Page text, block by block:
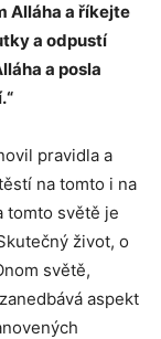
Alláha a říkejte
a odpustí
a posla
pravidla a
na tomto i na
tomto světě je
život, o
světě,
aspekt